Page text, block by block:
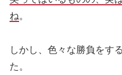
ね。
しかし、色々な勝負をす
た。